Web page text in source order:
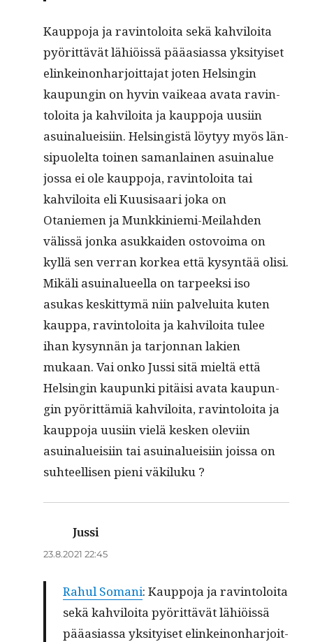
Kaup­po­ja ja rav­in­toloi­ta sekä kahviloi­ta
pyörit­tävät lähiöis­sä pääasi­as­sa yksi­tyiset
elinkeinon­har­joit­ta­jat joten Helsin­gin
kaupun­gin on hyvin vaikeaa ava­ta rav­in­
toloi­ta ja kahviloi­ta ja kaup­po­ja uusi­in
asuinalueisi­in. Helsingistä löy­tyy myös län­
sipuolelta toinen saman­lainen asuinalue
jos­sa ei ole kaup­po­ja, rav­in­toloi­ta tai
kahviloi­ta eli Kuu­sisaari joka on
Otaniemen ja Munkkinie­mi-Meilah­den
välis­sä jon­ka asukkaiden ostovoima on
kyl­lä sen ver­ran korkea että kysyn­tää olisi.
Mikäli asuinalueel­la on tarpeek­si iso
asukas keskit­tymä niin palvelui­ta kuten
kaup­pa, rav­in­toloi­ta ja kahviloi­ta tulee
ihan kysyn­nän ja tar­jon­nan lakien
mukaan. Vai onko Jus­si sitä mieltä että
Helsin­gin kaupun­ki pitäisi ava­ta kaupun­
gin pyörit­tämiä kahviloi­ta, rav­in­toloi­ta ja
kaup­po­ja uusi­in vielä kesken ole­vi­in
asuinalueisi­in tai asuinalueisi­in jois­sa on
suh­teel­lisen pieni väkiluku ?
Jussi
23.8.2021 22:45
Rahul Soma­ni: Kaup­po­ja ja ravin­to­loi­ta
sekä kah­vi­loi­ta pyö­rit­tä­vät lähiöis­sä
pää­asias­sa yksi­tyi­set elin­kei­non­har­joit­